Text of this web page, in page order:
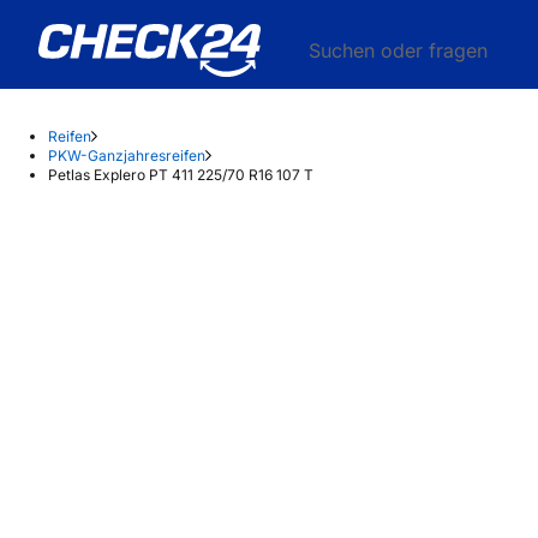
Suchen oder fragen
Reifen
PKW-Ganzjahresreifen
Petlas Explero PT 411 225/70 R16 107 T